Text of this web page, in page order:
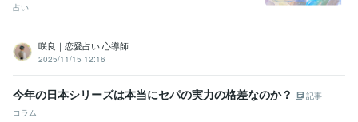
占い
咲良｜恋愛占い 心導師
2025/11/15 12:16
今年の日本シリーズは本当にセパの実力の格差なのか？
記事
コラム